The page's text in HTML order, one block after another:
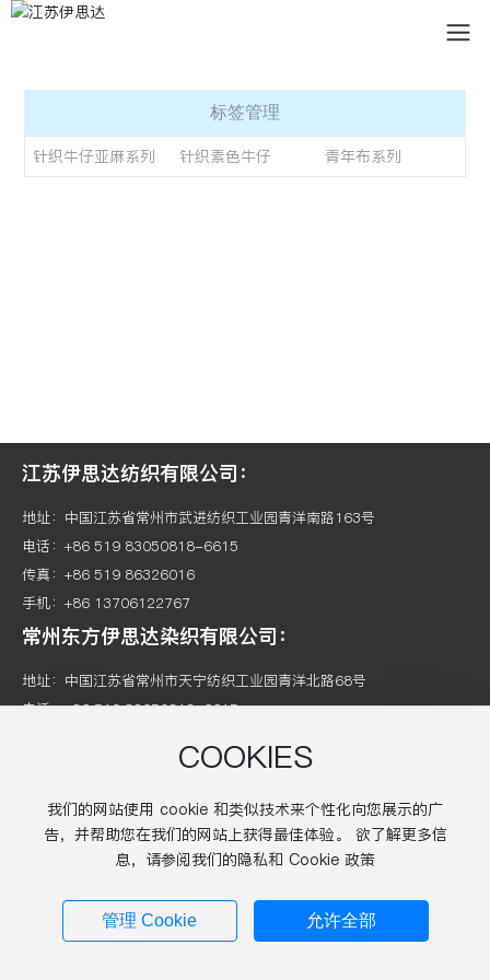
标签管理
针织牛仔亚麻系列 针织素色牛仔 青年布系列
江苏伊思达纺织有限公司：
地址：中国江苏省常州市武进纺织工业园青洋南路163号
电话： +86 519 83050818-6615
传真：+86 519 86326016
手机： +86 13706122767
常州东方伊思达染织有限公司：
地址：中国江苏省常州市天宁纺织工业园青洋北路68号
电话：+86 519 83050818-6615
+86 13706122767COOKIES
我们的网站使用 cookie 和类似技术来个性化向您展示的广
告，并帮助您在我们的网站上获得最佳体验。 欲了解更多信
息，请参阅我们的隐私和 Cookie 政策
管理 Cookie 允许全部
Copyright © 2025 江苏伊思达纺织有限公司：
苏ICP备05014778号-1